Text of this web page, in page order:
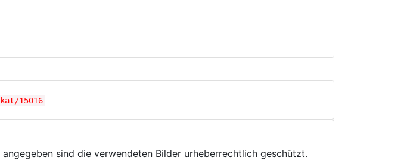
15016
sind die verwendeten Bilder urheberrechtlich geschützt.